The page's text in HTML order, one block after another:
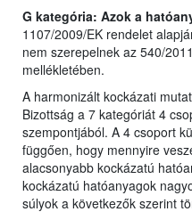
G kategória: Azok a
1107/2009/EK rendelet
nem szerepelnek az 540/
mellékletében.
A harmonizált kockázati
Bizottság a 7 kategóriát 4
szempontjából. A 4 csoport
függően, hogy mennyire
alacsonyabb kockázatú
kockázatú hatóanyagok
súlyok a következők szerint